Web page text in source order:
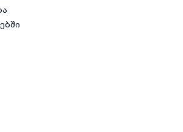
თითოეულ პროექტზე